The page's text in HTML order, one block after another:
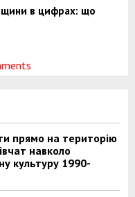
в цифрах: що
прямо на територію
навколо
культуру 1990-